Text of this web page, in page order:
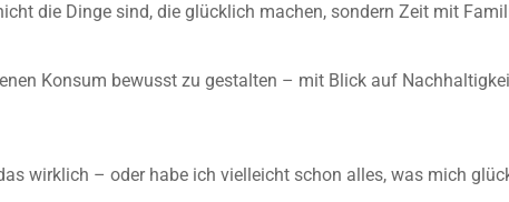
die Dinge sind, die glücklich machen, sondern Zeit mit
Konsum bewusst zu gestalten – mit Blick auf
wirklich – oder habe ich vielleicht schon alles, was mich